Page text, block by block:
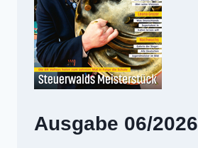
Ausgabe 06/2026